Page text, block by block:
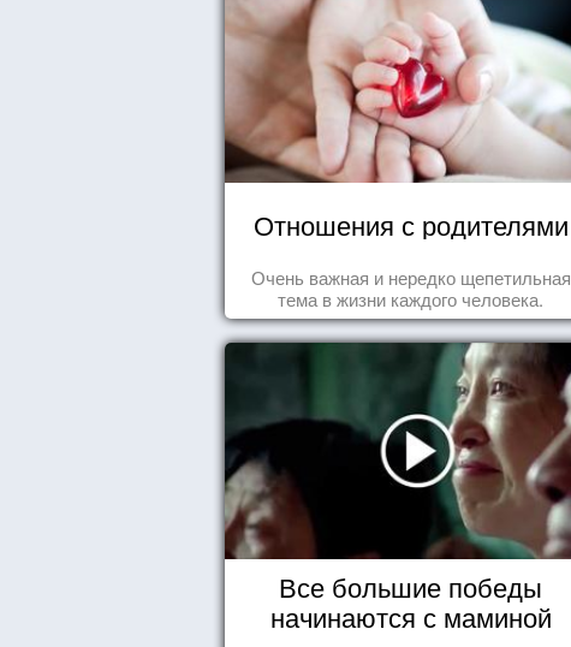
Отношения с родителями
Очень важная и нередко щепетильная
тема в жизни каждого человека.
Все большие победы
начинаются с маминой